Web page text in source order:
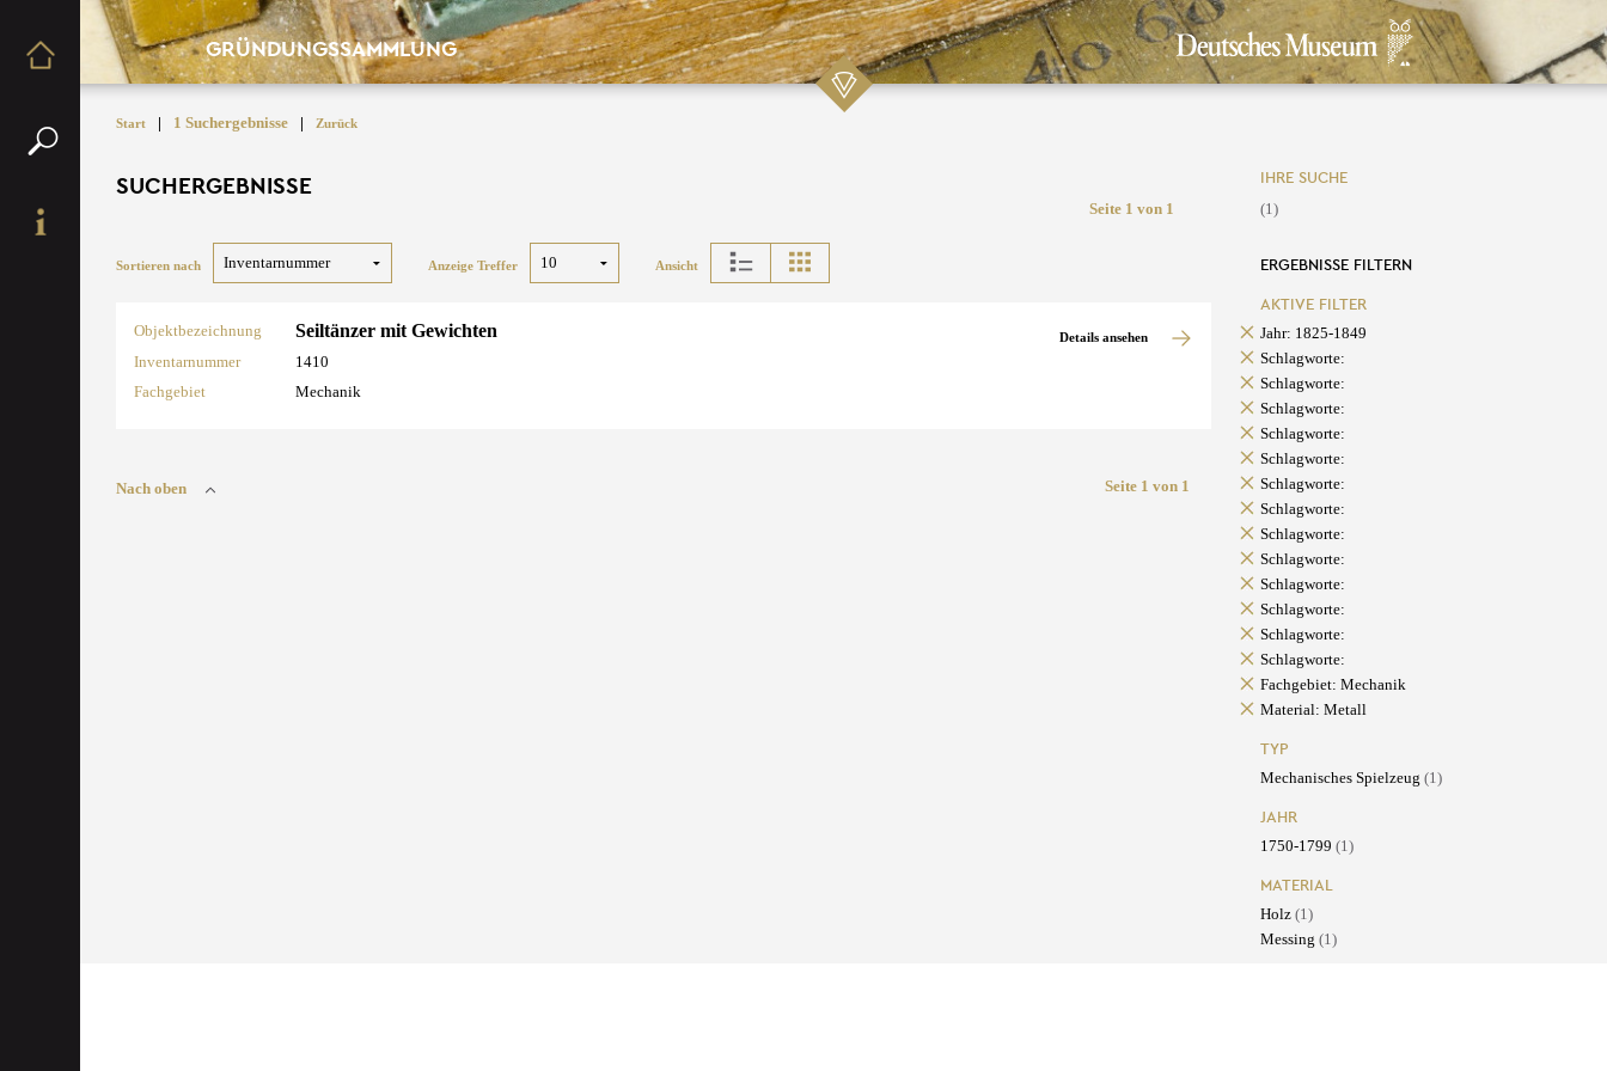
GRÜNDUNGSSAMMLUNG
Start | 1 Suchergebnisse | Zurück
SUCHERGEBNISSE
Seite 1 von 1
Sortieren nach Anzeige Treffer Ansicht
Objektbezeichnung Seiltänzer mit Gewichten
Inventarnummer
1410
Fachgebiet
Mechanik
Details ansehen
Nach oben Seite 1 von 1
IHRE SUCHE
(1)
ERGEBNISSE FILTERN
AKTIVE FILTER
Jahr: 1825-1849
Schlagworte:
Schlagworte:
Schlagworte:
Schlagworte:
Schlagworte:
Schlagworte:
Schlagworte:
Schlagworte:
Schlagworte:
Schlagworte:
Schlagworte:
Schlagworte:
Schlagworte:
Fachgebiet: Mechanik
Material: Metall
TYP
Mechanisches Spielzeug (1)
JAHR
1750-1799 (1)
MATERIAL
Holz (1)
Messing (1)